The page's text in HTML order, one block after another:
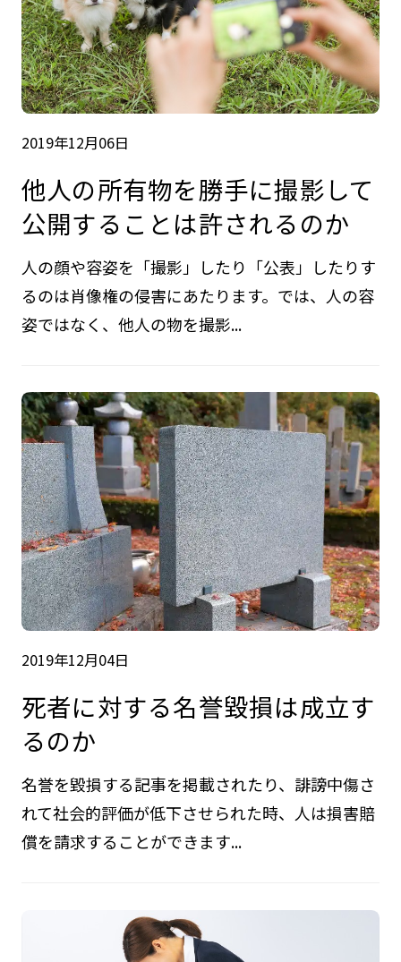
2019年12月06日
他人の所有物を勝手に撮影して
公開することは許されるのか
人の顔や容姿を「撮影」したり「公表」したりす
るのは肖像権の侵害にあたります。では、人の容
姿ではなく、他人の物を撮影...
2019年12月04日
死者に対する名誉毀損は成立す
るのか
名誉を毀損する記事を掲載されたり、誹謗中傷さ
れて社会的評価が低下させられた時、人は損害賠
償を請求することができます...